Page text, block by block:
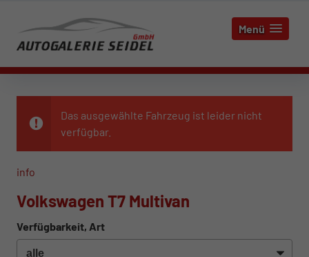
Menü
Das ausgewählte Fahrzeug ist leider nicht
verfügbar.
info
Volkswagen T7 Multivan
Verfügbarkeit, Art